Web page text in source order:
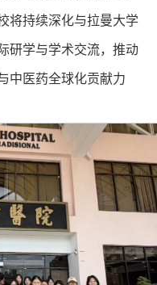
将持续深化与拉曼大学
研学与学术交流，推动
中医药全球化贡献力